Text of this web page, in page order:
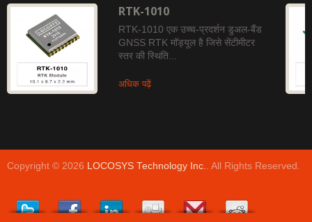
RTK-1010
RTK-1010 एक उच्च-प्रदर्शन डुअल-बैंड
GNSS RTK मॉड्यूल है जिसे सेंटीमीटर
स्तर की स्थिति...
अधिक पढ़ें
Copyright © 2026 LOCOSYS Technology Inc. . All Rights Reserved.